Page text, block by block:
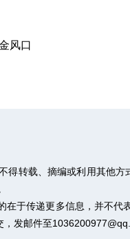
风口
转载、摘编或利用其他
于传递更多信息，并不
，发邮件至